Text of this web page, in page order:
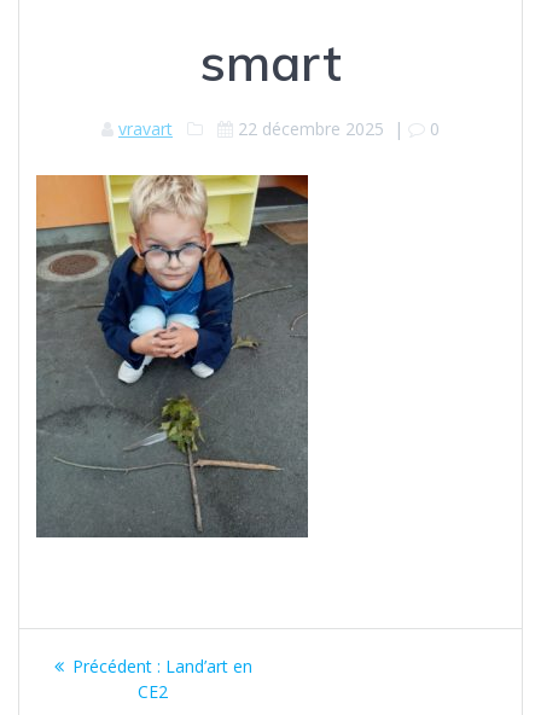
smart
vravart 22 décembre 2025 | 0
Navigation
Précédent : Article
précédent
Land’art en
CE2